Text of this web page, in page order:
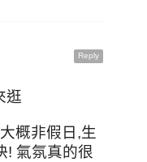
Reply
逛
概非假日,生
! 氣氛真的很